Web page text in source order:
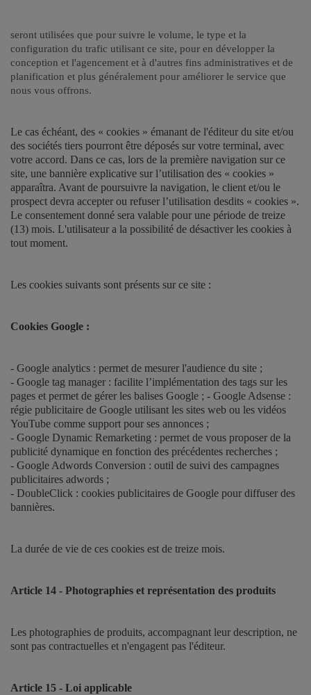
seront utilisées que pour suivre le volume, le type et la
configuration du trafic utilisant ce site, pour en développer la
conception et l'agencement et à d'autres fins administratives et de
planification et plus généralement pour améliorer le service que
nous vous offrons.
Le cas échéant, des « cookies » émanant de l'éditeur du site et/ou
des sociétés tiers pourront être déposés sur votre terminal, avec
votre accord. Dans ce cas, lors de la première navigation sur ce
site, une bannière explicative sur l’utilisation des « cookies »
apparaîtra. Avant de poursuivre la navigation, le client et/ou le
prospect devra accepter ou refuser l’utilisation desdits « cookies ».
Le consentement donné sera valable pour une période de treize
(13) mois. L'utilisateur a la possibilité de désactiver les cookies à
tout moment.
Les cookies suivants sont présents sur ce site :
Cookies Google :
- Google analytics : permet de mesurer l'audience du site ;
- Google tag manager : facilite l’implémentation des tags sur les
pages et permet de gérer les balises Google ; - Google Adsense :
régie publicitaire de Google utilisant les sites web ou les vidéos
YouTube comme support pour ses annonces ;
- Google Dynamic Remarketing : permet de vous proposer de la
publicité dynamique en fonction des précédentes recherches ;
- Google Adwords Conversion : outil de suivi des campagnes
publicitaires adwords ;
- DoubleClick : cookies publicitaires de Google pour diffuser des
bannières.
La durée de vie de ces cookies est de treize mois.
Article 14 - Photographies et représentation des produits
Les photographies de produits, accompagnant leur description, ne
sont pas contractuelles et n'engagent pas l'éditeur.
Article 15 - Loi applicable